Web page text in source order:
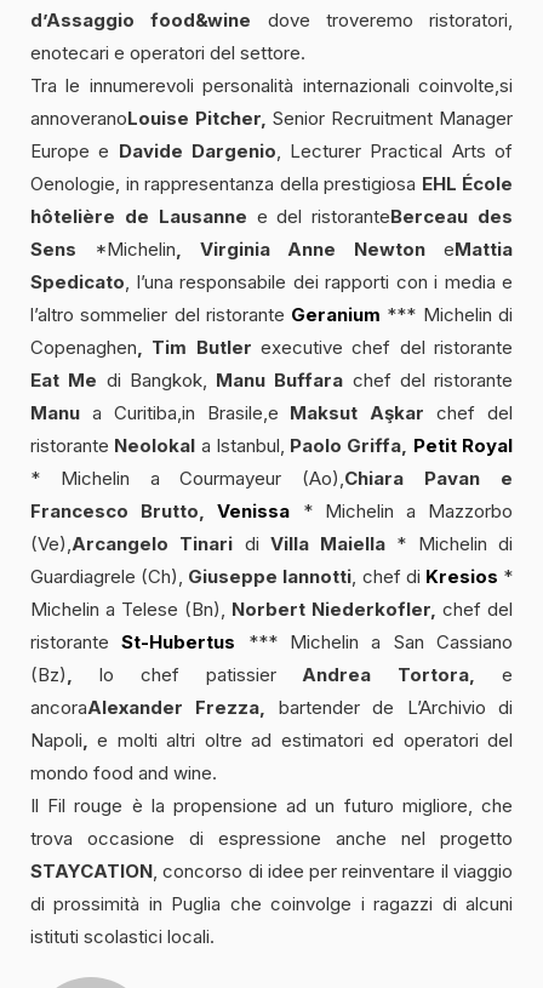
d’Assaggio food&wine dove troveremo ristoratori,
enotecari e operatori del settore.
Tra le innumerevoli personalità internazionali coinvolte,si
annoveranoLouise Pitcher, Senior Recruitment Manager
Europe e Davide Dargenio , Lecturer Practical Arts of
Oenologie, in rappresentanza della prestigiosa EHL École
hôtelière de Lausanne e del ristoranteBerceau des
Sens
*Michelin , Virginia Anne NewtoneMattia
Spedicato , l’una responsabile dei rapporti con i media e
l’altro sommelier del ristorante Geranium *** Michelin di
Copenaghen , Tim Butler executive chef del ristorante
Eat Me di Bangkok, Manu Buffara chef del ristorante
Manu a Curitiba,in Brasile,e Maksut Aşkar chef del
ristorante Neolokal a Istanbul, Paolo Griffa, Petit Royal
* Michelin a Courmayeur (Ao), Chiara Pavan e
Francesco Brutto,Venissa
* Michelin a Mazzorbo
(Ve), Arcangelo Tinari di Villa Maiella * Michelin di
Guardiagrele (Ch), Giuseppe Iannotti , chef di Kresios *
Michelin a Telese (Bn), Norbert Niederkofler, chef del
ristoranteSt-Hubertus
*** Michelin a San Cassiano
(Bz)
lo chef patissier Andrea Tortora,e
ancoraAlexander Frezza, bartender de L’Archivio di
Napoli ,e molti altri oltre ad estimatori ed operatori del
mondo food and wine.
Il Fil rouge è la propensione ad un futuro migliore, che
trova occasione di espressione anche nel progetto
STAYCATION , concorso di idee per reinventare il viaggio
di prossimità in Puglia che coinvolge i ragazzi di alcuni
istituti scolastici locali.